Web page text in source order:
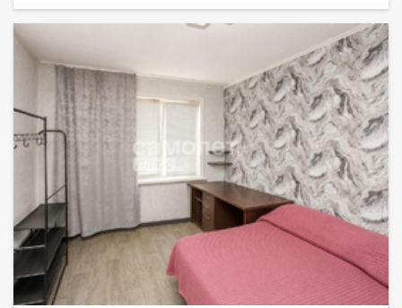
направления в т.ч. торговые центры. Один собственник -
взрослый. Лена Васильева